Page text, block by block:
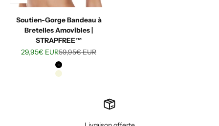
Soutien-Gorge Bandeau à
Bretelles Amovibles |
STRAPFREE™
Prix de vente
29,95€ EURPrix normal
59,95€ EUR
Noir
Beige